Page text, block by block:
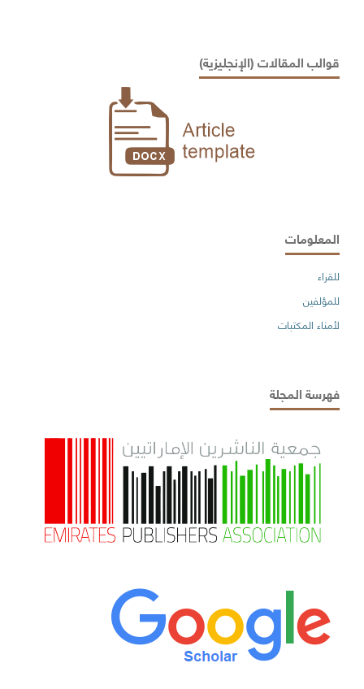
قوالب المقالات (الإنجليزية)
المعلومات
للقراء
للمؤلفين
لأمناء المكتبات
فهرسة المجلة